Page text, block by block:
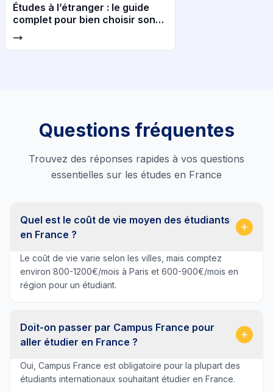
Études à l’étranger : le guide
complet pour bien choisir son
Questions fréquentes
Trouvez des réponses rapides à vos questions
essentielles sur les études en France
Quel est le coût de vie moyen des étudiants
en France ?
Le coût de vie varie selon les villes, mais comptez
environ 800-1200€/mois à Paris et 600-900€/mois en
région pour un étudiant.
Doit-on passer par Campus France pour
aller étudier en France ?
Oui, Campus France est obligatoire pour la plupart des
étudiants internationaux souhaitant étudier en France.